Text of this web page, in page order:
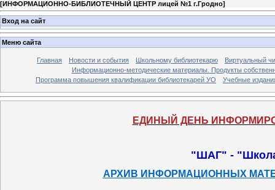
[ИНФОРМАЦИОННО-БИБЛИОТЕЧНЫЙ ЦЕНТР лицей №1 г.Гродно]
Вход на сайт
Меню сайта
Главная Новости и события Школьному библиотекарю
Виртуальный
Информационно-методические материалы. Продукты
Программа повышения квалификации библиотекарей УО
Учебные
ЕДИНЫЙ ДЕНЬ
"ШАГ" - "Школа
АРХИВ ИНФОРМАЦИОННЫХ